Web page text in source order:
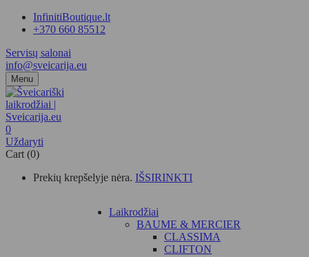
InfinitiBoutique.lt
+370 660 85512
Servisų salonai
info@sveicarija.eu
Menu
0
Uždaryti
Cart (0)
Prekių krepšelyje nėra. IŠSIRINKTI
Laikrodžiai
BAUME & MERCIER
CLASSIMA
CLIFTON